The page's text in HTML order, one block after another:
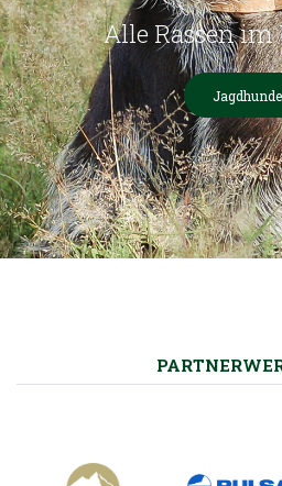
Alle Rassen
Jagdhunde